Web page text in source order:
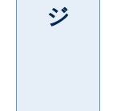
ジ